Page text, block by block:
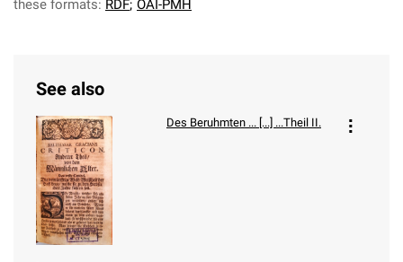
these formats: RDF; OAI-PMH
See also
Des Beruhmten ... [...] ...Theil II.